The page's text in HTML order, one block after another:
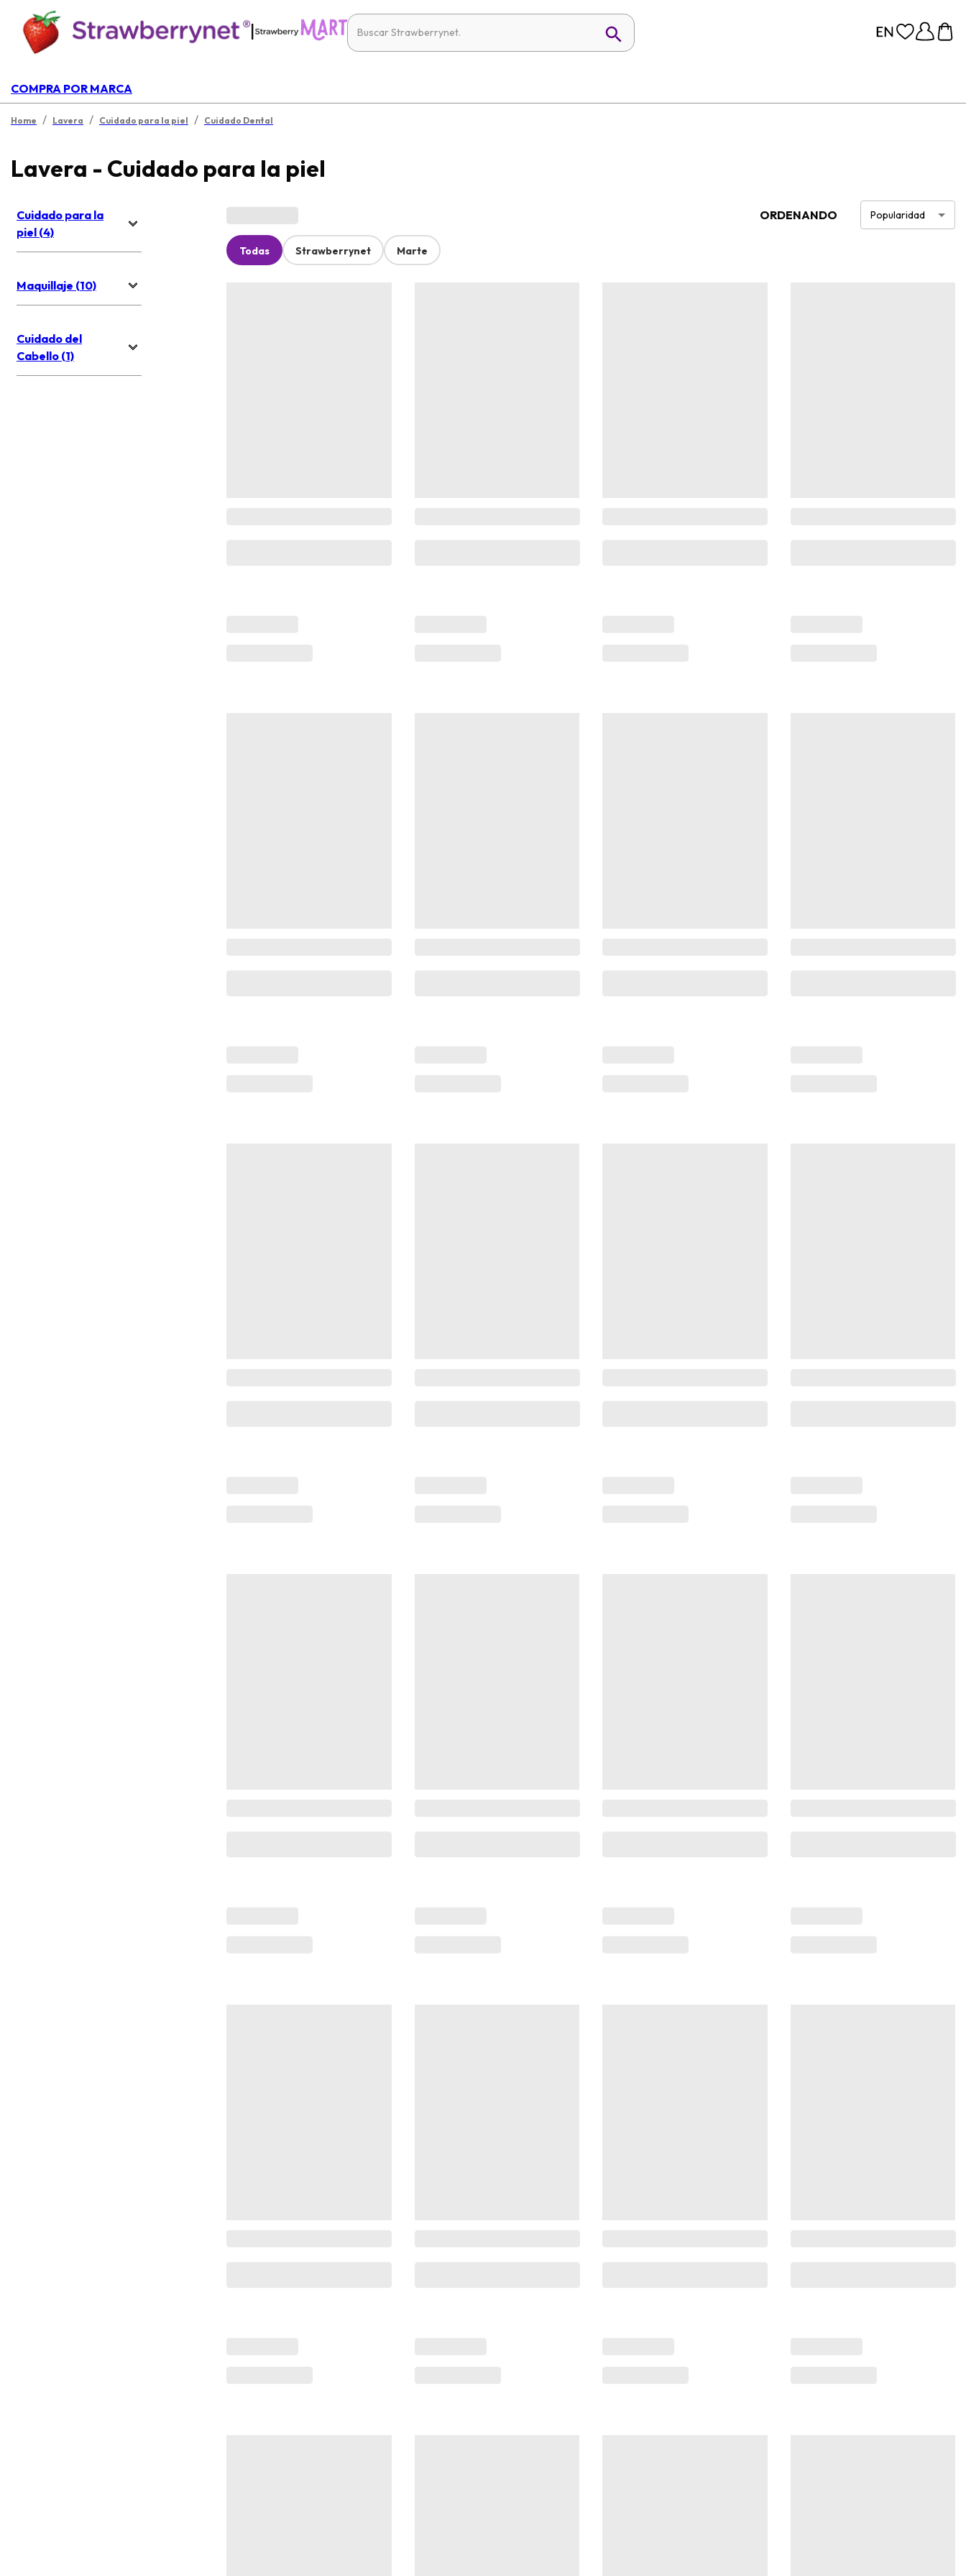
|
COMPRA POR MARCA
Home / Lavera / Cuidado para la piel / Cuidado Dental
Lavera - Cuidado para la piel
Cuidado para la
piel (4)
Maquillaje (10)
Cuidado del
Cabello (1)
ORDENANDO Popularidad
Todas Strawberrynet Marte